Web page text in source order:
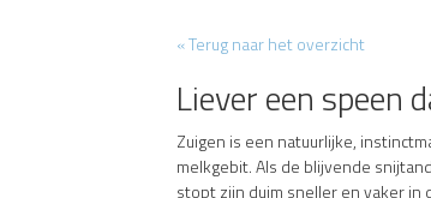
« Terug naar het overzicht
Liever een speen
Zuigen is een natuurlijke,
melkgebit. Als de blijvende
stopt zijn duim sneller en vaker in